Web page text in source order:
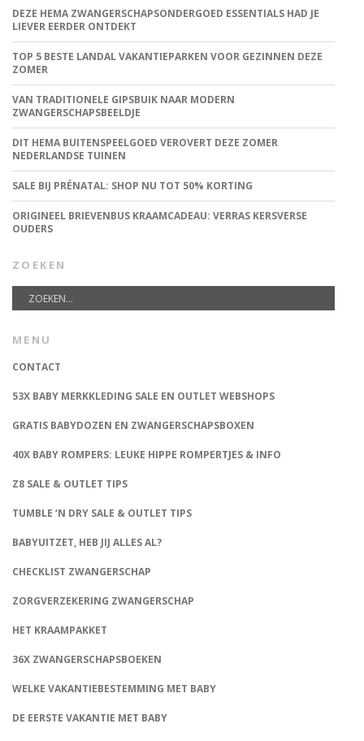
DEZE HEMA ZWANGERSCHAPSONDERGOED ESSENTIALS HAD JE
LIEVER EERDER ONTDEKT
TOP 5 BESTE LANDAL VAKANTIEPARKEN VOOR GEZINNEN DEZE
ZOMER
VAN TRADITIONELE GIPSBUIK NAAR MODERN
ZWANGERSCHAPSBEELDJE
DIT HEMA BUITENSPEELGOED VEROVERT DEZE ZOMER
NEDERLANDSE TUINEN
SALE BIJ PRÉNATAL: SHOP NU TOT 50% KORTING
ORIGINEEL BRIEVENBUS KRAAMCADEAU: VERRAS KERSVERSE
OUDERS
ZOEKEN
MENU
CONTACT
53X BABY MERKKLEDING SALE EN OUTLET WEBSHOPS
GRATIS BABYDOZEN EN ZWANGERSCHAPSBOXEN
40X BABY ROMPERS: LEUKE HIPPE ROMPERTJES & INFO
Z8 SALE & OUTLET TIPS
TUMBLE ‘N DRY SALE & OUTLET TIPS
BABYUITZET, HEB JIJ ALLES AL?
CHECKLIST ZWANGERSCHAP
ZORGVERZEKERING ZWANGERSCHAP
HET KRAAMPAKKET
36X ZWANGERSCHAPSBOEKEN
WELKE VAKANTIEBESTEMMING MET BABY
DE EERSTE VAKANTIE MET BABY